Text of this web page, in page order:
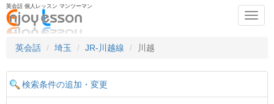
英会話 個人レッスン マンツーマン
英会話
埼玉 JR-川越線 川越
検索条件の追加・変更